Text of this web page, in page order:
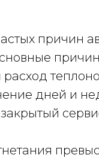
причин
дней и